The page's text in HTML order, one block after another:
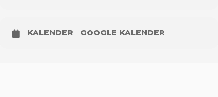
KALENDER GOOGLE KALENDER